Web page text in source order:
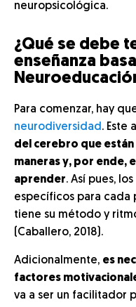
neuropsicológica.
¿Qué se debe
enseñanza
Para comenzar, hay
neurodiversidad. Este
del cerebro que
maneras y, por ende,
aprender. Así pues,
específicos para cada
tiene su método y
(Caballero, 2018).
Adicionalmente, es
factores
va a ser un facilitador